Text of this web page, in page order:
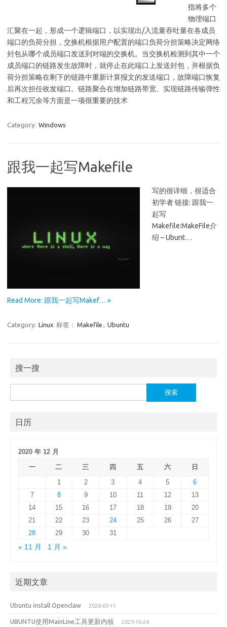
指将多个
物理端口
汇聚在一起，形成一个逻辑端口，以实现出/入流量吞吐量在各成员
端口的负荷分担，交换机根据用户配置的端口负荷分担策略决定网络
封包从哪个成员端口发送到对端的交换机。当交换机检测到其中一个
成员端口的链路发生故障时，就停止在此端口上发送封包，并根据负
荷分担策略在剩下的链路中重新计算报文的发送端口，故障端口恢复
后再次担任收发端口。链路聚合在增加链路带宽、实现链路传输弹性
和工程冗余等方面是一项很重要的技术
Category: Windows
跟我一起写Makefile
写的很详细，很适合
初学者 链接: 跟我一
起写
Makefile:MakeFile介
绍 – Ubunt…
Read More: 跟我一起写Makef… »
Category: Linux 标签： Makefile , Ubuntu
搜一搜
索：
日历
2020 年 12 月
一
二 三 四 五 六
日
1
2 3 4 5
6
7
8 9 10 11 12
13
14
15 16 17 18 19
20
21
22 23 24 25 26
27
28
29 30
31
« 11 月
1 月 »
近期文章
Ubuntu install Openclaw 2026-03-11
UBUNTU使用MainLine工具更新内核 2025-10-24